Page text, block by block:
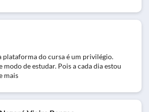
plataforma do cursa é um privilégio.
modo de estudar. Pois a cada dia estou
mais